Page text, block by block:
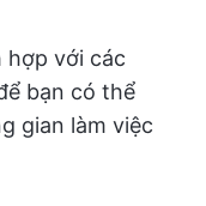
hợp với các
bạn có thể
gian làm việc